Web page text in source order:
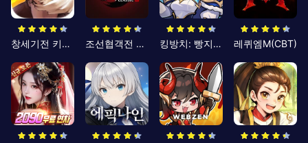
창세기전 키우기 조선협객전 클래식 킹방치: 빵지의 제왕 레퀴엠M(CBT)